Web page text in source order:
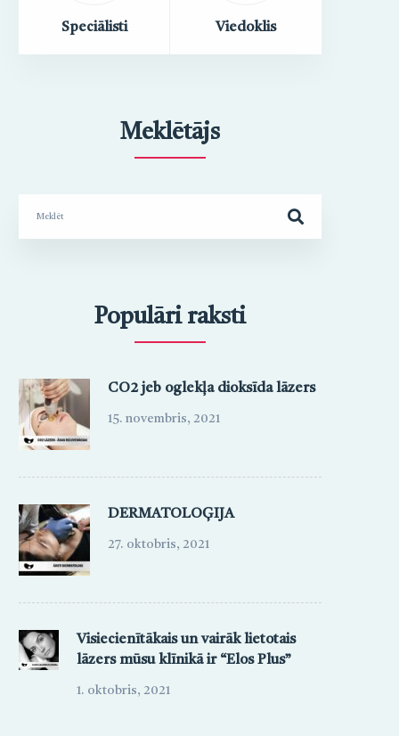
Speciālisti Viedoklis
Meklētājs
Populāri raksti
CO2 jeb oglekļa dioksīda lāzers
15. novembris, 2021
DERMATOLOĢIJA
27. oktobris, 2021
Visiecienītākais un vairāk lietotais
lāzers mūsu klīnikā ir “Elos Plus”
1. oktobris, 2021